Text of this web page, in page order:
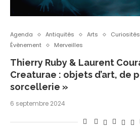
Agenda Antiquités Arts Curiosités
Évènement
Merveilles
Thierry Ruby & Laurent
Creaturae : objets d’art, de
sorcellerie »
6 septembre 2024